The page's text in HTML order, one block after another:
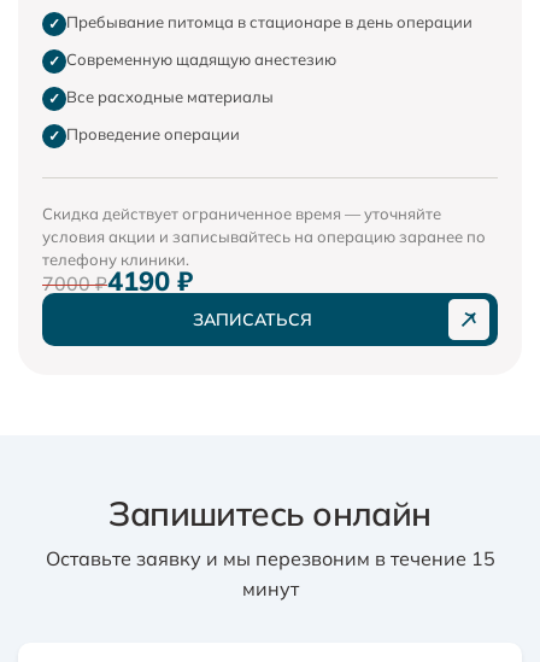
✓ Пребывание питомца в стационаре в день операции
✓ Современную щадящую анестезию
✓ Все расходные материалы
✓ Проведение операции
Скидка действует ограниченное время — уточняйте
условия акции и записывайтесь на операцию заранее по
телефону клиники.
7000 ₽4190 ₽
ЗАПИСАТЬСЯ
Запишитесь онлайн
Оставьте заявку и мы перезвоним в течение 15
минут